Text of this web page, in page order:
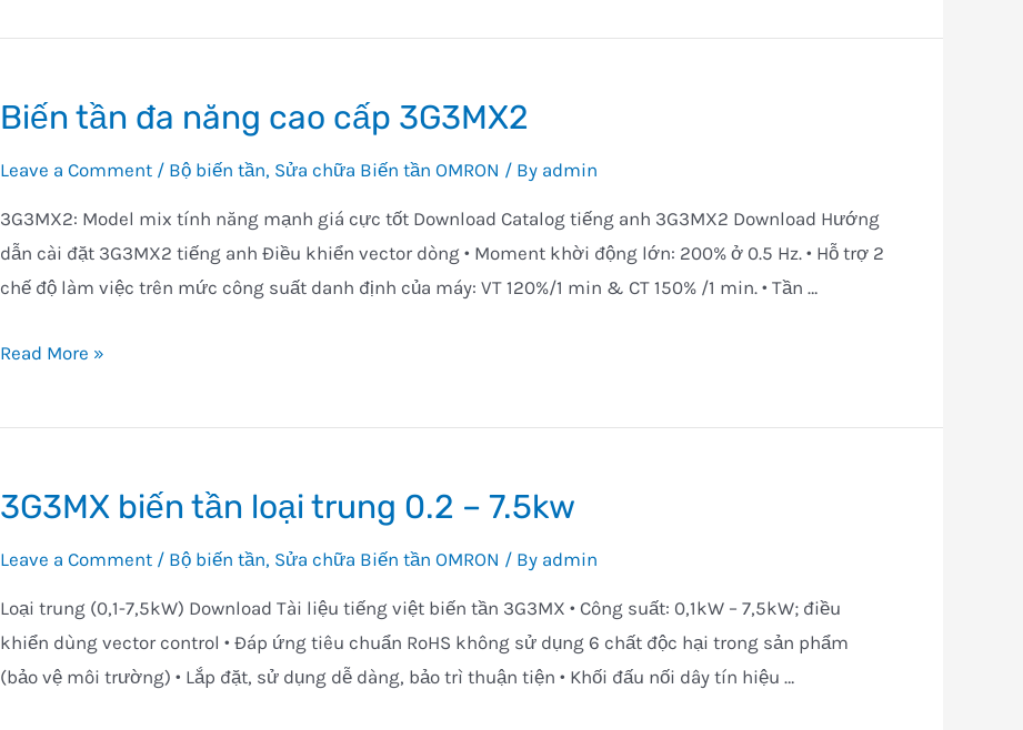
lớn
0,4
đến
Biến tần đa năng cao cấp 3G3MX2
Leave a Comment / Bộ biến tần, Sửa chữa Biến tần OMRON / By admin
3G3MX2: Model mix tính năng mạnh giá cực tốt Download Catalog tiếng anh 3G3MX2 Download Hướng
dẫn cài đặt 3G3MX2 tiếng anh Điều khiển vector dòng • Moment khời động lớn: 200% ở 0.5 Hz. • Hỗ trợ 2
chế độ làm việc trên mức công suất danh định của máy: VT 120%/1 min & CT 150% /1 min. • Tần …
Biến
cấp
3G3MX2
Read More »
3G3MX biến tần loại trung 0.2 – 7.5kw
Leave a Comment / Bộ biến tần, Sửa chữa Biến tần OMRON / By admin
Loại trung (0,1-7,5kW) Download Tài liệu tiếng việt biến tần 3G3MX • Công suất: 0,1kW – 7,5kW; điều
khiển dùng vector control • Đáp ứng tiêu chuẩn RoHS không sử dụng 6 chất độc hại trong sản phẩm
(bảo vệ môi trường) • Lắp đặt, sử dụng dễ dàng, bảo trì thuận tiện • Khối đấu nối dây tín hiệu …